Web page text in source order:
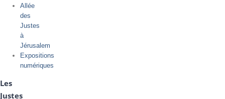
Allée
des
Justes
à
Jérusalem
Expositions
numériques
Les
Justes